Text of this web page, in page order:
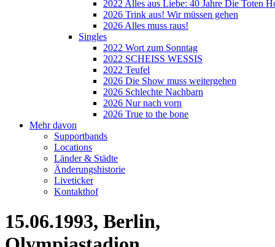
2022 Alles aus Liebe: 40 Jahre Die Toten
2026 Trink aus! Wir müssen gehen
2026 Alles muss raus!
Singles
2022 Wort zum Sonntag
2022 SCHEISS WESSIS
2022 Teufel
2026 Die Show muss weitergehen
2026 Schlechte Nachbarn
2026 Nur nach vorn
2026 True to the bone
Mehr davon
Supportbands
Locations
Länder & Städte
Änderungshistorie
Liveticker
Kontakthof
15.06.1993, Berlin,